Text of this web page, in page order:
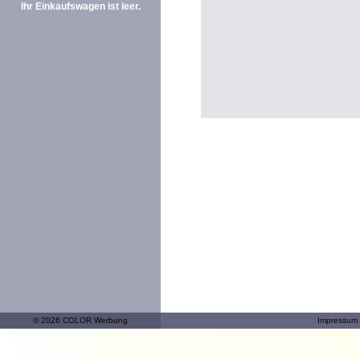
Ihr Einkaufswagen ist leer.
© 2026 COLOR Werbung Impressum